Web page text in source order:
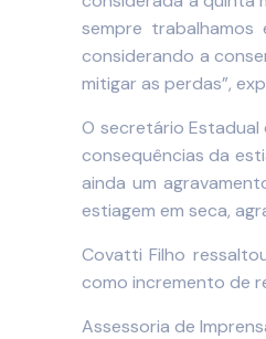
sempre
considerando a
mitigar as perdas”,
O secretário
consequências da
ainda um
estiagem em seca,
Covatti Filho
como incremento de
Assessoria de